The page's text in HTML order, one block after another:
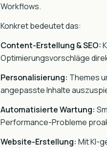
Workflows.
Konkret bedeutet das:
Content-Erstellung & SEO:
Optimierungsvorschläge
Personalisierung: Themes
angepasste Inhalte
Automatisierte Wartung:
Performance-Probleme
Website-Erstellung: Mit KI-